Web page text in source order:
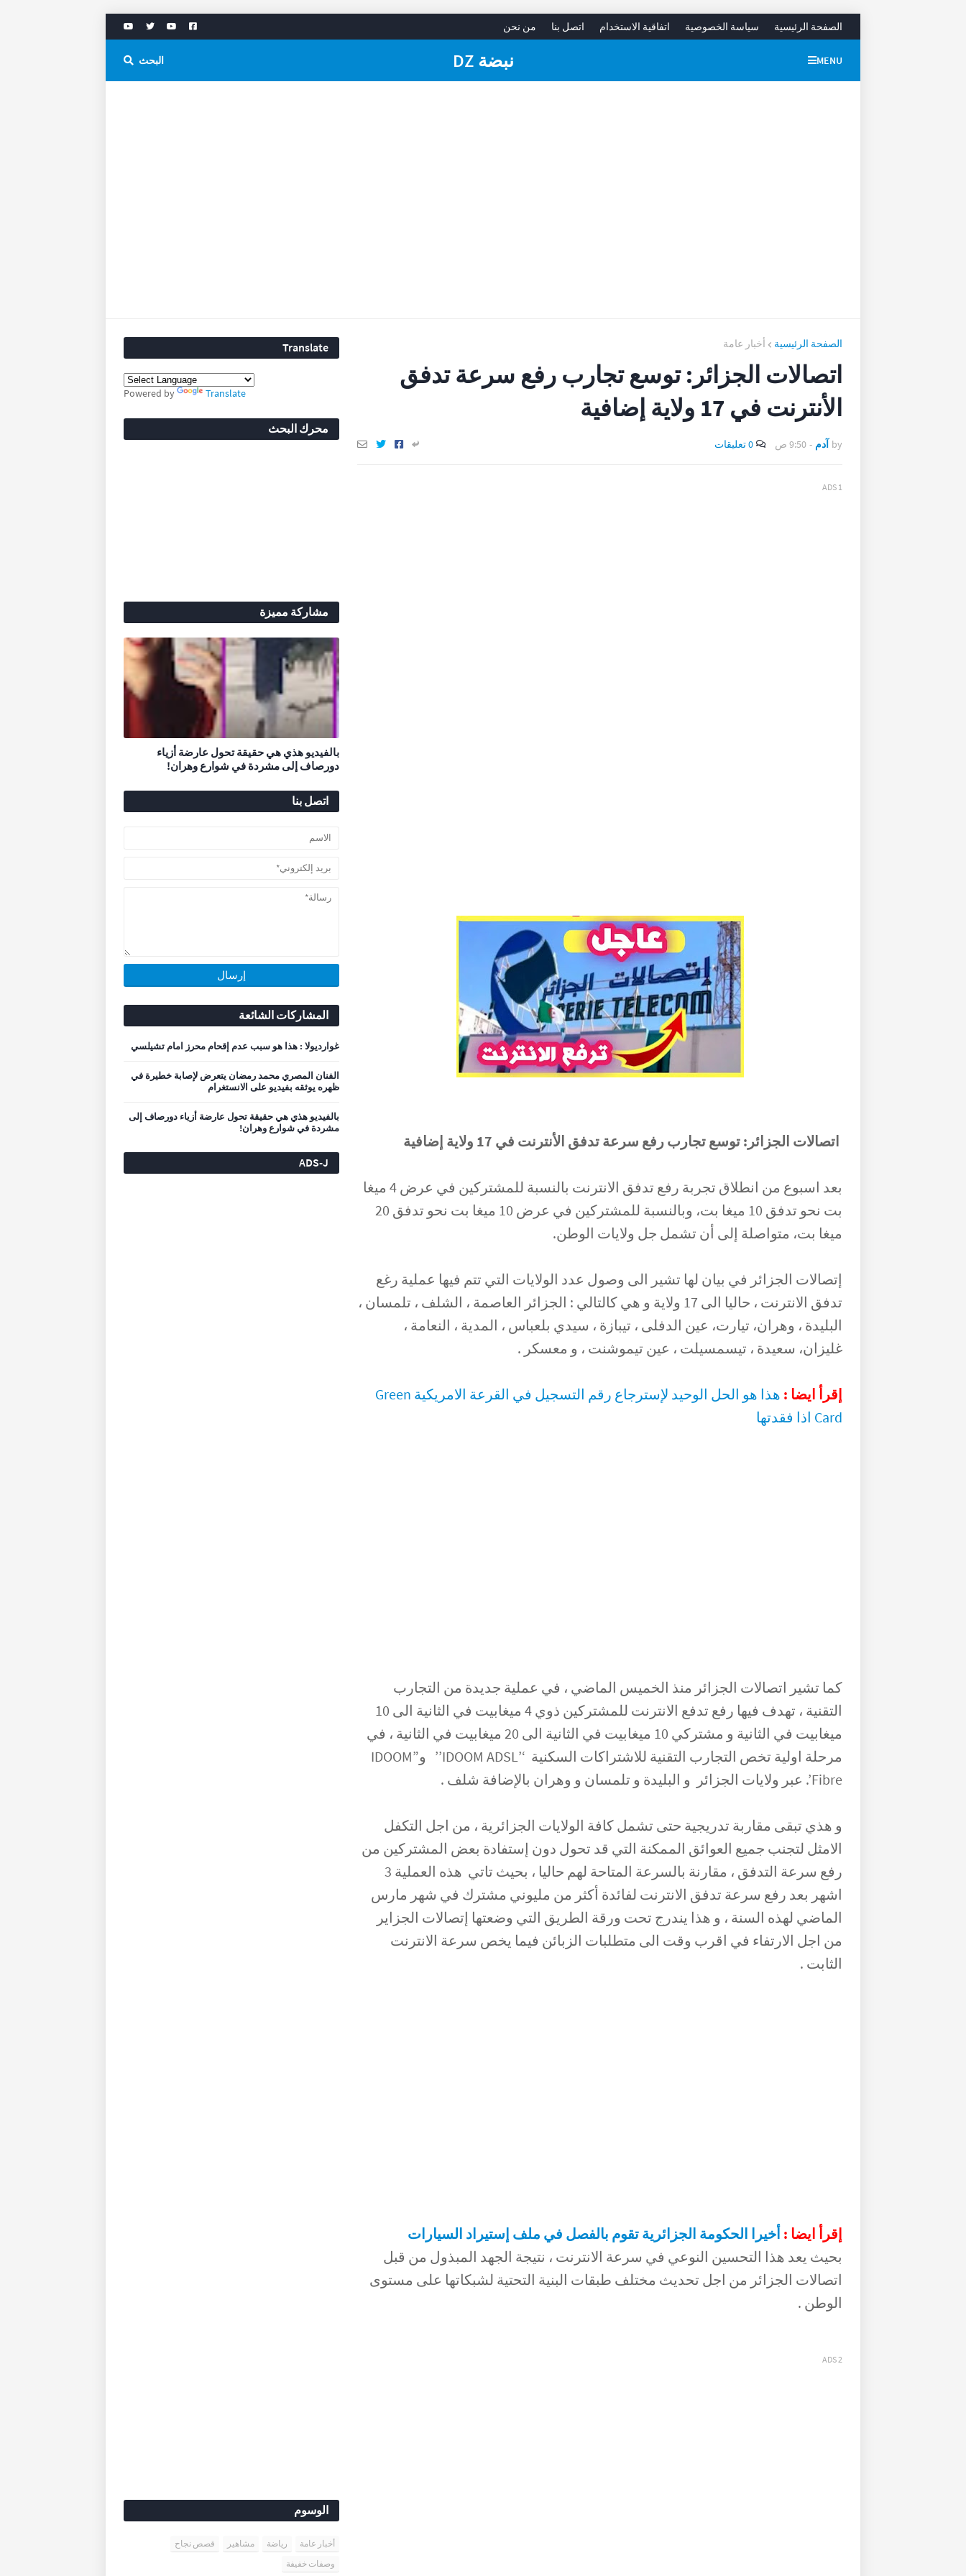
الصفحة الرئيسية سياسة الخصوصية اتفاقية الاستخدام اتصل بنا من نحن
MENU نبضة DZ البحث
الصفحة الرئيسية أخبار عامة
اتصالات الجزائر: توسع تجارب رفع سرعة تدفق
الأنترنت في 17 ولاية إضافية
by آدم - 9:50 ص 0 تعليقات
ADS 1
اتصالات الجزائر: توسع تجارب رفع سرعة تدفق الأنترنت في 17 ولاية إضافية
بعد اسبوع من انطلاق تجربة رفع تدفق الانترنت بالنسبة للمشتركين في عرض 4 ميغا
بت نحو تدفق 10 ميغا بت، وبالنسبة للمشتركين في عرض 10 ميغا بت نحو تدفق 20
ميغا بت، متواصلة إلى أن تشمل جل ولايات الوطن.
إتصالات الجزائر في بيان لها تشير الى وصول عدد الولايات التي تتم فيها عملية رغع
تدفق الانترنت ، حاليا الى 17 ولاية و هي كالتالي : الجزائر العاصمة ، الشلف ، تلمسان ،
البليدة ، وهران، تيارت، عين الدفلى ، تيبازة ، سيدي بلعباس ، المدية ، النعامة ،
غليزان، سعيدة ، تيسمسيلت ، عين تيموشنت ، و معسكر .
إقرأ ايضا :
هذا هو الحل الوحيد لإسترجاع رقم التسجيل في القرعة الامريكية Green
Card اذا فقدتها
كما تشير اتصالات الجزائر منذ الخميس الماضي ، في عملية جديدة من التجارب
التقنية ، تهدف فيها رفع تدفع الانترنت للمشتركين ذوي 4 ميغابيت في الثانية الى 10
ميغابيت في الثانية و مشتركي 10 ميغابيت في الثانية الى 20 ميغابيت في الثانية ، في
مرحلة اولية تخص التجارب التقنية للاشتراكات السكنية ‘’IDOOM ADSL’’ و”IDOOM
Fibre’. عبر ولايات الجزائر و البليدة و تلمسان و وهران بالإضافة شلف .
و هذي تبقى مقاربة تدريجية حتى تشمل كافة الولايات الجزائرية ، من اجل التكفل
الامثل لتجنب جميع العوائق الممكنة التي قد تحول دون إستفادة بعض المشتركين من
رفع سرعة التدفق ، مقارنة بالسرعة المتاحة لهم حاليا ، بحيث تاتي هذه العملية 3
اشهر بعد رفع سرعة تدفق الانترنت لفائدة أكثر من مليوني مشترك في شهر مارس
الماضي لهذه السنة ، و هذا يندرج تحت ورقة الطريق التي وضعتها إتصالات الجزاير
من اجل الارتفاء في اقرب وقت الى متطلبات الزبائن فيما يخص سرعة الانترنت
الثابت .
إقرأ ايضا : أخيرا الحكومة الجزائرية تقوم بالفصل في ملف إستيراد السيارات
بحيث يعد هذا التحسين النوعي في سرعة الانترنت ، نتيجة الجهد المبذول من قبل
اتصالات الجزائر من اجل تحديث مختلف طبقات البنية التحتية لشبكاتها على مستوى
الوطن .
ADS 2
Translate
Powered by Translate
محرك البحث
مشاركة مميزة
بالفيديو هذي هي حقيقة تحول عارضة أزياء
دورصاف إلى مشردة في شوارع وهران!
اتصل بنا
المشاركات الشائعة
غوارديولا : هذا هو سبب عدم إقحام محرز امام تشيلسي
الفنان المصري محمد رمضان يتعرض لإصابة خطيرة في
ظهره يوثقه بفيديو على الانستغرام
بالفيديو هذي هي حقيقة تحول عارضة أزياء دورصاف إلى
مشردة في شوارع وهران!
ADS-J
الوسوم
أخبار عامة رياضة مشاهير
قصص نجاح
وصفات خفيفة